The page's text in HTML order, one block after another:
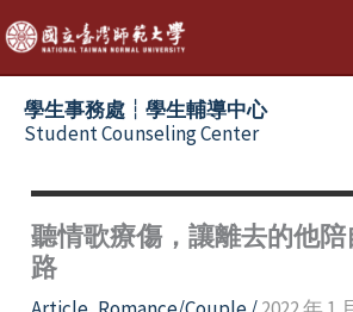
Skip
to
content
學生事務處┆學生輔導中心
Student Counseling Center
聽情歌療傷，讓離去的他
路